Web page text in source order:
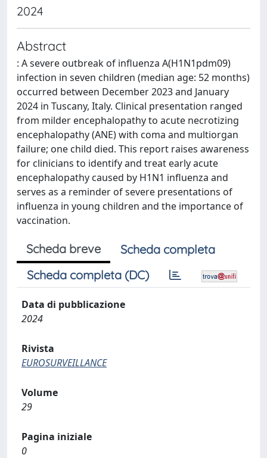
2024
Abstract
: A severe outbreak of influenza A(H1N1pdm09)
infection in seven children (median age: 52 months)
occurred between December 2023 and January
2024 in Tuscany, Italy. Clinical presentation ranged
from milder encephalopathy to acute necrotizing
encephalopathy (ANE) with coma and multiorgan
failure; one child died. This report raises awareness
for clinicians to identify and treat early acute
encephalopathy caused by H1N1 influenza and
serves as a reminder of severe presentations of
influenza in young children and the importance of
vaccination.
Scheda breve
Scheda completa
Scheda completa (DC)
Data di pubblicazione
2024
Rivista
EUROSURVEILLANCE
Volume
29
Pagina iniziale
0